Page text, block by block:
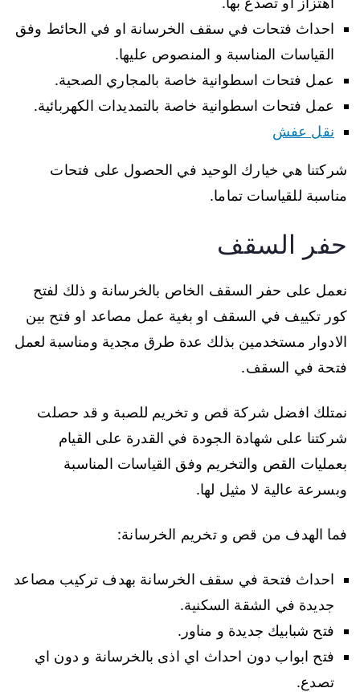
احداث فتحات في سقف الخرسانة او في الحائط وفق
القياسات المناسبة و المنصوص عليها.
عمل فتحات اسطوانية خاصة بالمجاري الصحية.
عمل فتحات اسطوانية خاصة بالتمديدات الكهربائية.
نقل عفش
شركتنا هي خيارك الوحيد في الحصول على فتحات
مناسبة للقياسات تماما.
حفر السقف
نعمل على حفر السقف الخاص بالخرسانة و ذلك لفتح
كور تكييف في السقف او بغية عمل مصاعد او فتح بين
الادوار مستخدمين بذلك عدة طرق مجدية ومناسبة لعمل
فتحة في السقف.
نمتلك افضل شركة قص و تخريم للصبة و قد حصلت
شركتنا على شهادة الجودة في القدرة على القيام
بعمليات القص والتخريم وفق القياسات المناسبة
وبسرعة عالية لا مثيل لها.
فما الهدف من قص و تخريم الخرسانة:
احداث فتحة في سقف الخرسانة بهدف تركيب مصاعد
جديدة في الشقة السكنية.
فتح شبابيك جديدة و مناور.
فتح ابواب دون احداث اي اذى بالخرسانة و دون اي
تصدع.